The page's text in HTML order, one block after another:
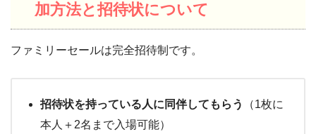
加方法と招待状について
ファミリーセールは完全招待制です。
招待状を持っている人に同伴してもらう
（1枚に
本人＋2名まで入場可能）